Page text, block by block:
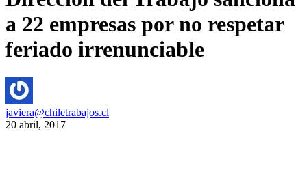
a 22 empresas por no respetar
feriado irrenunciable
javiera@chiletrabajos.cl
20 abril, 2017